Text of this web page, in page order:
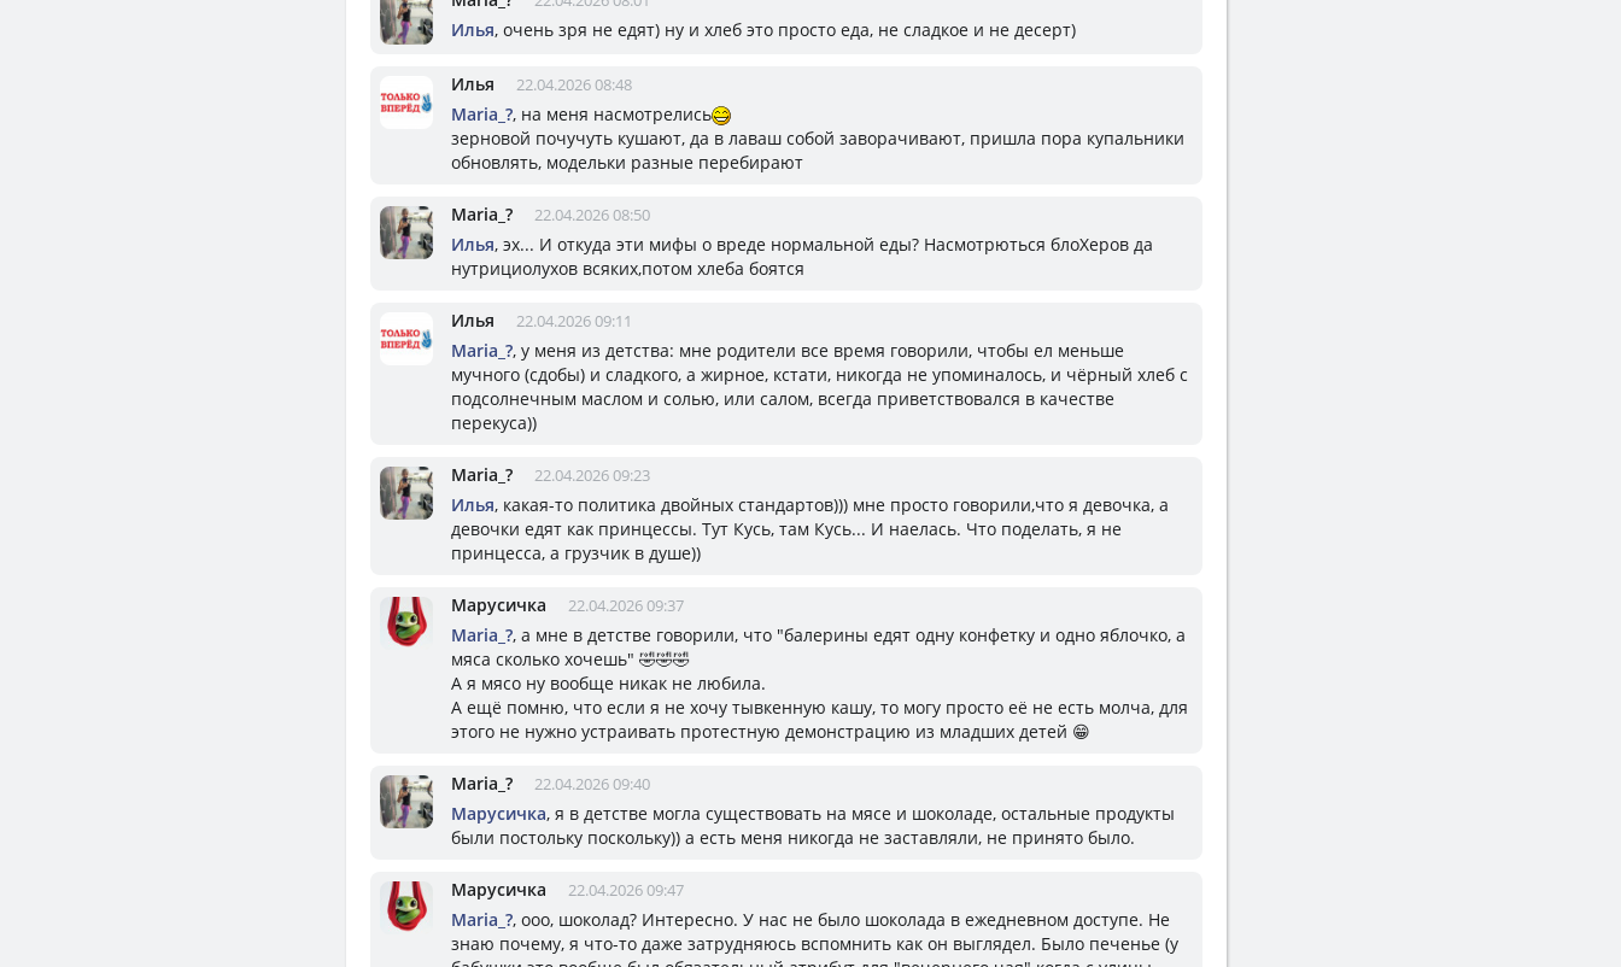
Илья, очень зря не едят) ну и хлеб это просто еда, не сладкое и не десерт)
Илья 22.04.2026 08:48
Mariа_?, на меня насмотрелись
зерновой почучуть кушают, да в лаваш собой заворачивают, пришла пора купальники
обновлять, модельки разные перебирают
Mariа_? 22.04.2026 08:50
Илья, эх... И откуда эти мифы о вреде нормальной еды? Насмотрються блоХеров да
нутрициолухов всяких,потом хлеба боятся
Илья 22.04.2026 09:11
Mariа_?, у меня из детства: мне родители все время говорили, чтобы ел меньше
мучного (сдобы) и сладкого, а жирное, кстати, никогда не упоминалось, и чёрный хлеб с
подсолнечным маслом и солью, или салом, всегда приветствовался в качестве
перекуса))
Mariа_? 22.04.2026 09:23
Илья, какая-то политика двойных стандартов))) мне просто говорили,что я девочка, а
девочки едят как принцессы. Тут Кусь, там Кусь... И наелась. Что поделать, я не
принцесса, а грузчик в душе))
Марусичка 22.04.2026 09:37
Mariа_?, а мне в детстве говорили, что "балерины едят одну конфетку и одно яблочко, а
мяса сколько хочешь" 🤣🤣🤣
А я мясо ну вообще никак не любила.
А ещё помню, что если я не хочу тывкенную кашу, то могу просто её не есть молча, для
этого не нужно устраивать протестную демонстрацию из младших детей 😁
Mariа_? 22.04.2026 09:40
Марусичка, я в детстве могла существовать на мясе и шоколаде, остальные продукты
были постольку поскольку)) а есть меня никогда не заставляли, не принято было.
Марусичка 22.04.2026 09:47
Mariа_?, ооо, шоколад? Интересно. У нас не было шоколада в ежедневном доступе. Не
знаю почему, я что-то даже затрудняюсь вспомнить как он выглядел. Было печенье (у